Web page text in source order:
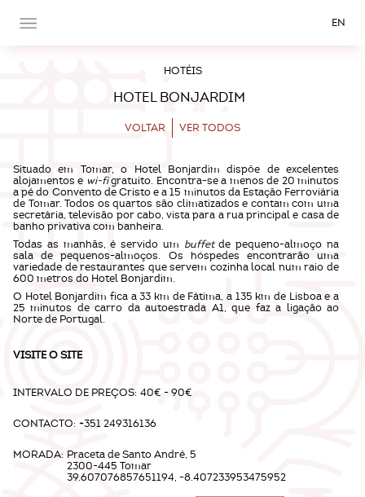
EN
HOTÉIS
HOTEL BONJARDIM
VOLTAR VER TODOS
Situado em Tomar, o Hotel Bonjardim dispõe de excelentes
alojamentos e wi-figratuito. Encontra-se a menos de 20 minutos
a pé do Convento de Cristo e a 15 minutos da Estação Ferroviária
de Tomar. Todos os quartos são climatizados e contam com uma
secretária, televisão por cabo, vista para a rua principal e casa de
banho privativa com banheira.
Todas as manhãs, é servido um buffetde pequeno-almoço na
sala de pequenos-almoços. Os hóspedes encontrarão uma
variedade de restaurantes que servem cozinha local num raio de
600 metros do Hotel Bonjardim.
O Hotel Bonjardim fica a 33 km de Fátima, a 135 km de Lisboa e a
25 minutos de carro da autoestrada A1, que faz a ligação ao
Norte de Portugal.
VISITE OSITE
INTERVALO DE PREÇOS: 40€ - 90€
CONTACTO: +351 249316136
MORADA: Praceta de Santo André, 5
2300-445 Tomar
39.607076857651194, -8.407233953475952